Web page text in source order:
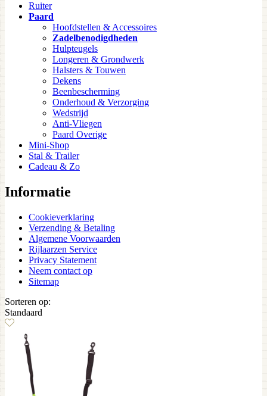
Ruiter
Paard
Hoofdstellen & Accessoires
Zadelbenodigdheden
Hulpteugels
Longeren & Grondwerk
Halsters & Touwen
Dekens
Beenbescherming
Onderhoud & Verzorging
Wedstrijd
Anti-Vliegen
Paard Overige
Mini-Shop
Stal & Trailer
Cadeau & Zo
Informatie
Cookieverklaring
Verzending & Betaling
Algemene Voorwaarden
Rijlaarzen Service
Privacy Statement
Neem contact op
Sitemap
Sorteren op:
Standaard